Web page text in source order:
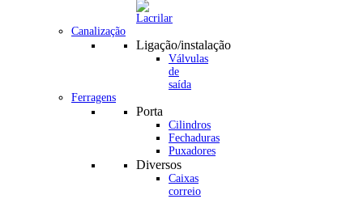
Canalização
Ligação/instalação
Válvulas
de
saída
Ferragens
Porta
Cilindros
Fechaduras
Puxadores
Diversos
Caixas
correio